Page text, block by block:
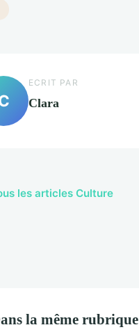
ECRIT PAR
Clara
les articles Culture
la même rubrique